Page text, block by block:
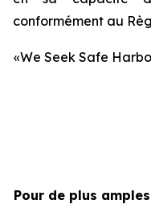
conformément au
«We Seek Safe
Pour de plus